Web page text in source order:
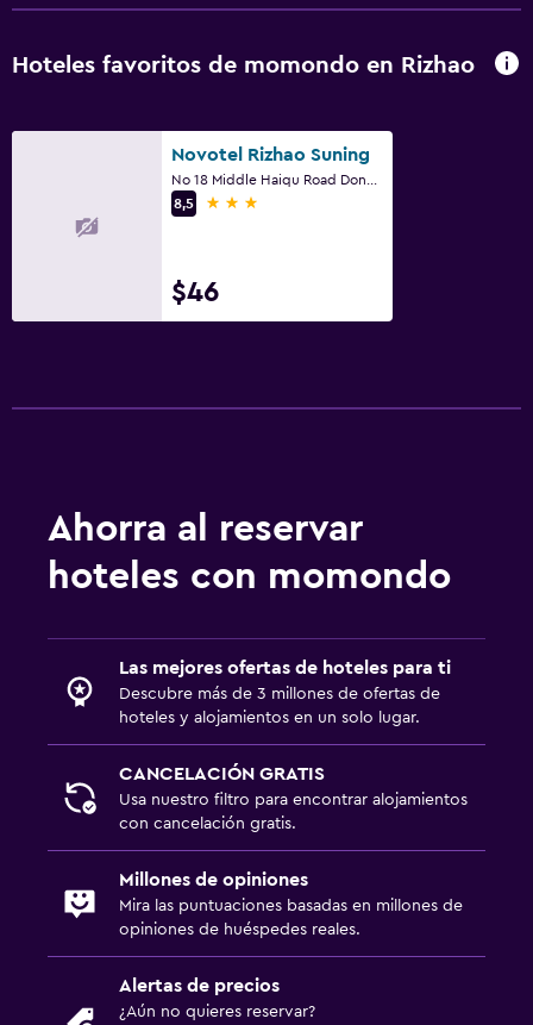
Hoteles favoritos de momondo en Rizhao
Novotel Rizhao Suning
8,5
3 estrellas
$46
Ahorra al reservar
hoteles con momondo
Las mejores ofertas de hoteles para ti
Descubre más de 3 millones de ofertas de
hoteles y alojamientos en un solo lugar.
CANCELACIÓN GRATIS
Usa nuestro filtro para encontrar alojamientos
con cancelación gratis.
Millones de opiniones
Mira las puntuaciones basadas en millones de
opiniones de huéspedes reales.
Alertas de precios
¿Aún no quieres reservar?